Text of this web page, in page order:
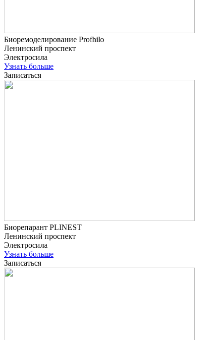
Биоремоделирование Profhilo
Ленинский проспект
Электросила
Узнать больше
Записаться
Биорепарант PLINEST
Ленинский проспект
Электросила
Узнать больше
Записаться